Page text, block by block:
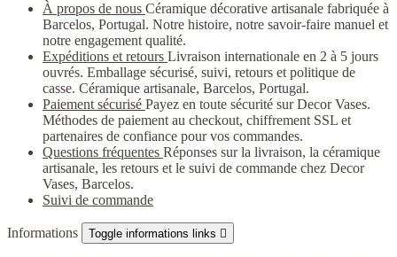
À propos de nous Céramique décorative artisanale fabriquée à
Barcelos, Portugal. Notre histoire, notre savoir-faire manuel et
notre engagement qualité.
Expéditions et retours Livraison internationale en 2 à 5 jours
ouvrés. Emballage sécurisé, suivi, retours et politique de
casse. Céramique artisanale, Barcelos, Portugal.
Paiement sécurisé Payez en toute sécurité sur Decor Vases.
Méthodes de paiement au checkout, chiffrement SSL et
partenaires de confiance pour vos commandes.
Questions fréquentes Réponses sur la livraison, la céramique
artisanale, les retours et le suivi de commande chez Decor
Vases, Barcelos.
Suivi de commande
Informations Toggle informations links 